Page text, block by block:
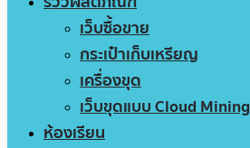
เว็บซื้อขาย
กระเป๋าเก็บเหรียญ
เครื่องขุด
เว็บขุดแบบ Cloud Mining
ห้องเรียน